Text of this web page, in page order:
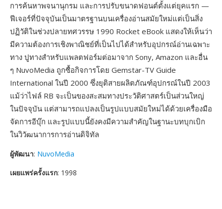
การค้นหาพจนานุกรม และการปรับขนาดฟอนต์ตั้งแต่ยุคแรก —
ฟีเจอร์ที่ปัจจุบันเป็นมาตรฐานบนเครื่องอ่านสมัยใหม่แต่เป็นสิ่ง
ปฏิวัติในช่วงปลายทศวรรษ 1990 Rocket eBook แสดงให้เห็นว่า
มีความต้องการเชิงพาณิชย์ที่เป็นไปได้สำหรับอุปกรณ์อ่านเฉพาะ
ทาง ปูทางสำหรับแพลตฟอร์มต่อมาจาก Sony, Amazon และอื่น
ๆ NuvoMedia ถูกซื้อกิจการโดย Gemstar-TV Guide
International ในปี 2000 ซึ่งยุติสายผลิตภัณฑ์อุปกรณ์ในปี 2003
แม้ว่าไฟล์ RB จะเป็นของสะสมทางประวัติศาสตร์เป็นส่วนใหญ่
ในปัจจุบัน แต่สามารถแปลงเป็นรูปแบบสมัยใหม่ได้ด้วยเครื่องมือ
จัดการอีบุ๊ก และรูปแบบนี้ยังคงมีความสำคัญในฐานะบทบุกเบิก
ในวิวัฒนาการการอ่านดิจิทัล
ผู้พัฒนา: NuvoMedia
เผยแพร่ครั้งแรก: 1998